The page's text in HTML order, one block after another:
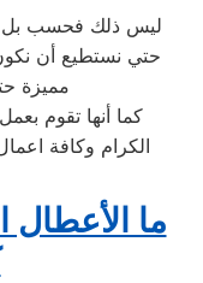
ليس ذلك فحسب بل
حتي نستطيع أن
مميزة
كما أنها تقوم
الكرام وكافة
ما الأعطال